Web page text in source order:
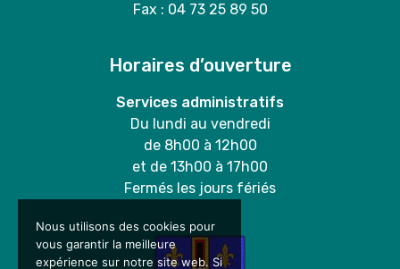
Fax : 04 73 25 89 50
Horaires d’ouverture
Services administratifs
Du lundi au vendredi
de 8h00 à 12h00
et de 13h00 à 17h00
Fermés les jours fériés
Nous utilisons des cookies pour
vous garantir la meilleure
expérience sur notre site web. Si